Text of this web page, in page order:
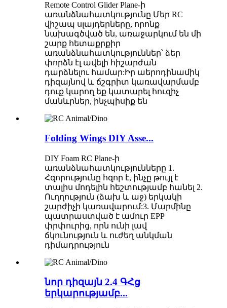
Remote Control Glider Plane-ի
առանձնահատկությունը Մեր RC
վիշապ սլայդերները, որոնք
նախագծված են, առաջարկում են մի
շարք հետաքրքիր
առանձնահատկություններ՝ ձեր
փորձն էլ ավելի հիշարժան
դարձնելու համար:Իր աերոդինամիկ
դիզայնով և ճշգրիտ կառավարմամբ
դուք կարող եք կատարել հուզիչ
մանևրներ, ինչպիսիք են
Folding Wings DIY Asse...
DIY Foam RC Plane-ի
առանձնահատկությունները 1.
Հզորությունը հզոր է, ինչը թույլ է
տալիս մոդելին հեշտությամբ հանել 2.
Ուղղություն (ձախ և աջ) երկակի
շարժիչի կառավարում:3. Մարմինը
պատրաստված է ամուր EPP
փրփուրից, որն ունի լավ
ճկունություն և ուժեղ անկման
դիմադրություն
նոր դիզայն 2.4 ԳՀց
երկարությամբ...